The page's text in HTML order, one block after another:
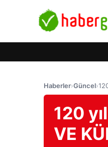
Haberler›Güncel›
120
VE